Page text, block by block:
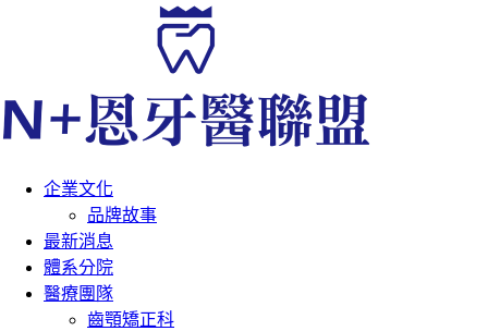
企業文化
品牌故事
最新消息
體系分院
醫療團隊
齒顎矯正科